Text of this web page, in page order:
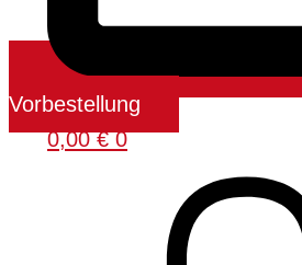
Vorbestellung
0,00€ 0